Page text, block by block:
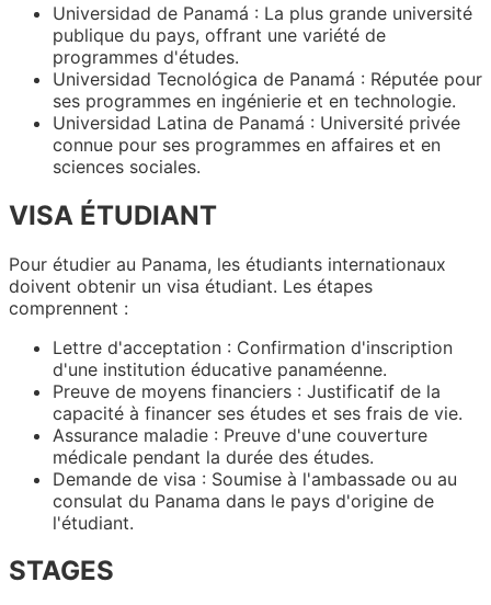
Universidad de Panamá : La plus grande université
publique du pays, offrant une variété de
programmes d'études.
Universidad Tecnológica de Panamá : Réputée pour
ses programmes en ingénierie et en technologie.
Universidad Latina de Panamá : Université privée
connue pour ses programmes en affaires et en
sciences sociales.
VISA ÉTUDIANT
Pour étudier au Panama, les étudiants internationaux
doivent obtenir un visa étudiant. Les étapes
comprennent :
Lettre d'acceptation : Confirmation d'inscription
d'une institution éducative panaméenne.
Preuve de moyens financiers : Justificatif de la
capacité à financer ses études et ses frais de vie.
Assurance maladie : Preuve d'une couverture
médicale pendant la durée des études.
Demande de visa : Soumise à l'ambassade ou au
consulat du Panama dans le pays d'origine de
l'étudiant.
STAGES